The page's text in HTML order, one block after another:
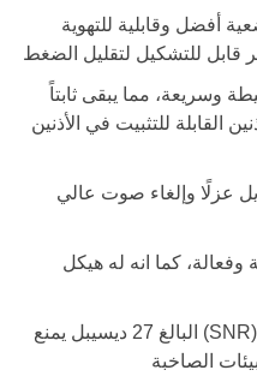
أفضل وقابلية للتهوية
قابل للتشكيل لتقليل الضغط
وسريعة، مما يبقى ثابتاً
القابلة للتثبيت في الأذنين
عزلًا وإلغاء صوت عالي
كما انه له هيكل
معدل عزل الصوت والضوضاء (SNR) البالغ 27 ديسيبل يمنع
الصاخبة